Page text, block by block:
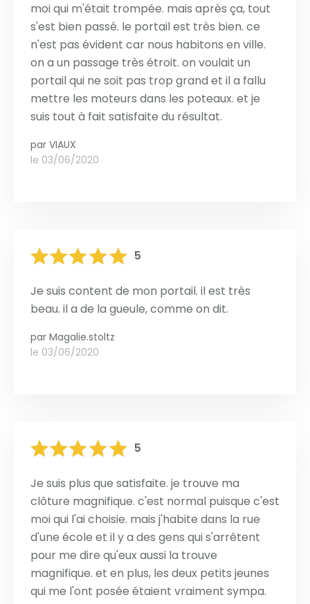
moi qui m'était trompée. mais après ça, tout
s'est bien passé. le portail est très bien. ce
n'est pas évident car nous habitons en ville.
on a un passage très étroit. on voulait un
portail qui ne soit pas trop grand et il a fallu
mettre les moteurs dans les poteaux. et je
suis tout à fait satisfaite du résultat.
par VIAUX
le 03/06/2020
5
Je suis content de mon portail. il est très
beau. il a de la gueule, comme on dit.
par Magalie.stoltz
le 03/06/2020
5
Je suis plus que satisfaite. je trouve ma
clôture magnifique. c'est normal puisque c'est
moi qui l'ai choisie. mais j'habite dans la rue
d'une école et il y a des gens qui s'arrêtent
pour me dire qu'eux aussi la trouve
magnifique. et en plus, les deux petits jeunes
qui me l'ont posée étaient vraiment sympa.